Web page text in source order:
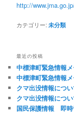
http://
カテゴリー:未分類
最近の投稿
中標津町緊急情報
中標津町緊急情報
クマ出没情報につ
クマ出没情報につ
国民保護情報 即時